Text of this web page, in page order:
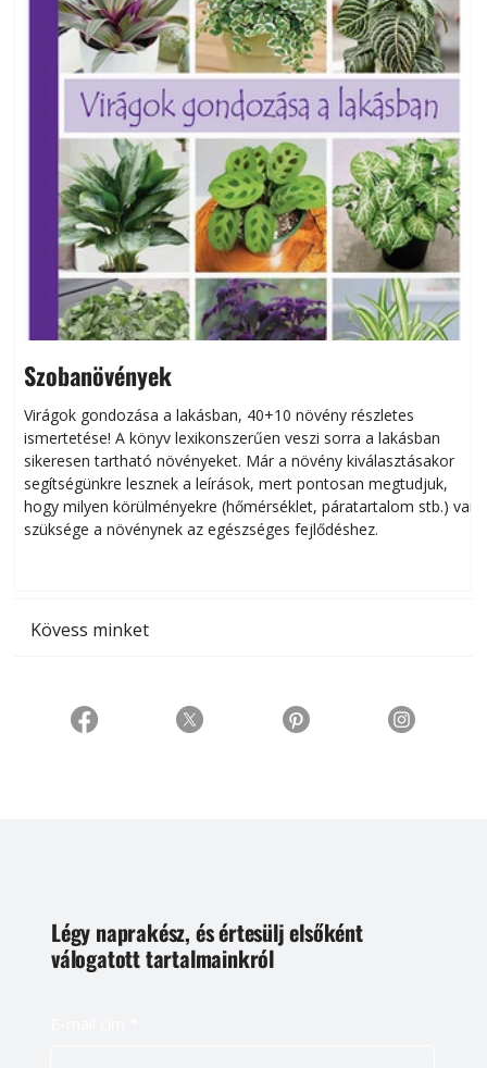
Szobanövények
Virágok gondozása a lakásban, 40+10 növény részletes
ismertetése! A könyv lexikonszerűen veszi sorra a lakásban
sikeresen tart­ha­tó növényeket. Már a növény kiválasztásakor
segítségünkre lesznek a leírások, mert pontosan megtudjuk,
hogy milyen körülményekre (hőmérséklet, páratartalom stb.) van
szüksége a növénynek az egészséges fejlődéshez.
Kövess minket
Légy naprakész, és értesülj elsőként
válogatott tartalmainkról